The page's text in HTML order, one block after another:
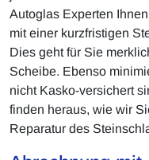
Autoglas Experten
mit einer kurzfristigen
Dies geht für Sie
Scheibe. Ebenso
nicht Kasko-versichert
finden heraus, wie wir
Reparatur des